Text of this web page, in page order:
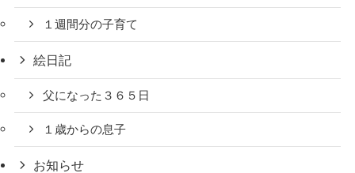
１週間分の子育て
絵日記
父になった３６５日
１歳からの息子
お知らせ